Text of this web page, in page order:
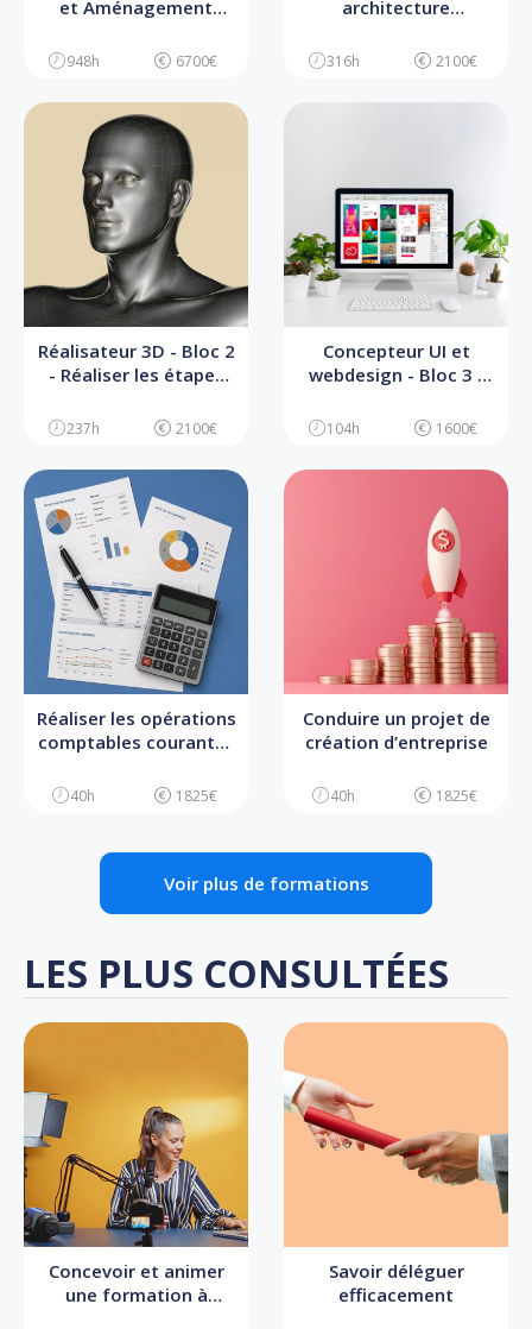
et Aménagement
948h 6700€
architecture
Conception et
projet
316h 2100€
Réalisateur 3D - Bloc 2
- Réaliser les étapes
237h 2100€
Concepteur UI et
webdesign - Bloc 3 -
l’interface digitale
104h 1600€
Réaliser les opérations
comptables courantes
40h 1825€
Conduire un projet de
création d’entreprise
40h 1825€
Voir plus de formations
LES PLUS CONSULTÉES
Concevoir et animer
une formation à
Savoir déléguer
efficacement